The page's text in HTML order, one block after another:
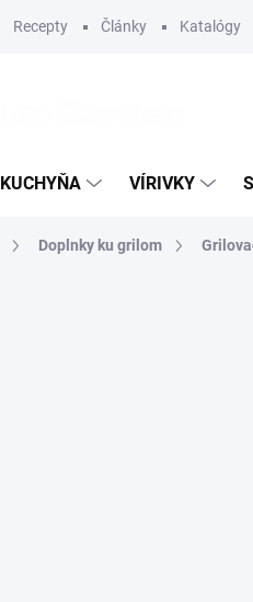
Recepty Články Katalógy
KUCHYŇA VÍRIVKY
Doplnky ku grilom